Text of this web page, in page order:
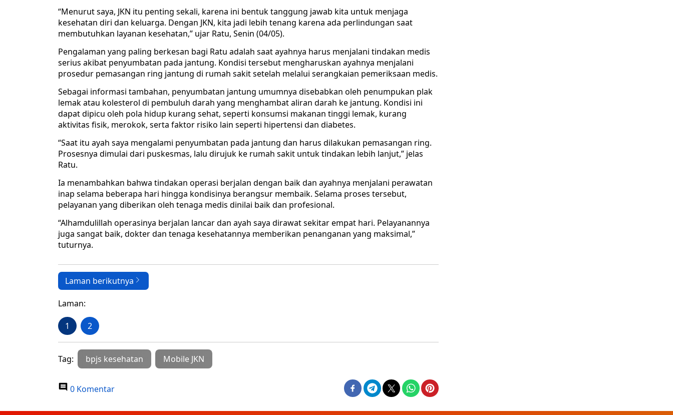
“Menurut saya, JKN itu penting sekali, karena ini bentuk tanggung jawab kita untuk menjaga
kesehatan diri dan keluarga. Dengan JKN, kita jadi lebih tenang karena ada perlindungan saat
membutuhkan layanan kesehatan,” ujar Ratu, Senin (04/05).
Pengalaman yang paling berkesan bagi Ratu adalah saat ayahnya harus menjalani tindakan medis
serius akibat penyumbatan pada jantung. Kondisi tersebut mengharuskan ayahnya menjalani
prosedur pemasangan ring jantung di rumah sakit setelah melalui serangkaian pemeriksaan medis.
Sebagai informasi tambahan, penyumbatan jantung umumnya disebabkan oleh penumpukan plak
lemak atau kolesterol di pembuluh darah yang menghambat aliran darah ke jantung. Kondisi ini
dapat dipicu oleh pola hidup kurang sehat, seperti konsumsi makanan tinggi lemak, kurang
aktivitas fisik, merokok, serta faktor risiko lain seperti hipertensi dan diabetes.
“Saat itu ayah saya mengalami penyumbatan pada jantung dan harus dilakukan pemasangan ring.
Prosesnya dimulai dari puskesmas, lalu dirujuk ke rumah sakit untuk tindakan lebih lanjut,” jelas
Ratu.
Ia menambahkan bahwa tindakan operasi berjalan dengan baik dan ayahnya menjalani perawatan
inap selama beberapa hari hingga kondisinya berangsur membaik. Selama proses tersebut,
pelayanan yang diberikan oleh tenaga medis dinilai baik dan profesional.
“Alhamdulillah operasinya berjalan lancar dan ayah saya dirawat sekitar empat hari. Pelayanannya
juga sangat baik, dokter dan tenaga kesehatannya memberikan penanganan yang maksimal,”
tuturnya.
Laman berikutnya
Laman:
1 2
Tag: bpjs kesehatan Mobile JKN
0 Komentar